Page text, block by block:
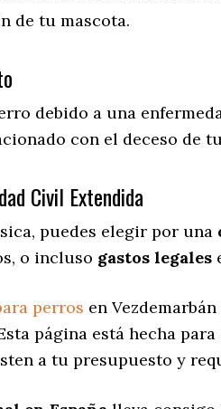
de tu mascota.
debido a una
con el deceso de
Civil Extendida
puedes elegir por una
o incluso gastos legales
perros en
página está hecha
a tu presupuesto y